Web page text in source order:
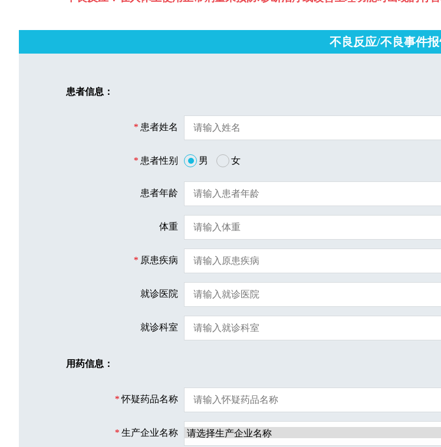
不良反应/不良事件
患者信息：
* 患者姓名
* 患者性别 男 女
患者年龄
体重
* 原患疾病
就诊医院
就诊科室
用药信息：
* 怀疑药品名称
* 生产企业名称